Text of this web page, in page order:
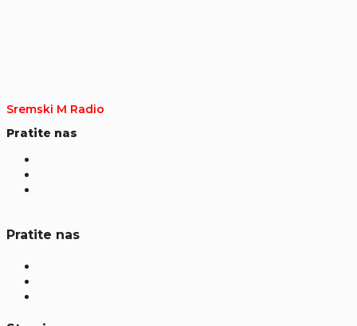
Sremski M Radio
Pratite nas
Pratite nas